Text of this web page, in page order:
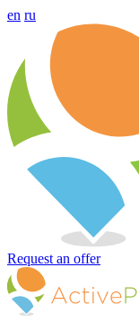
en ru
Request an offer